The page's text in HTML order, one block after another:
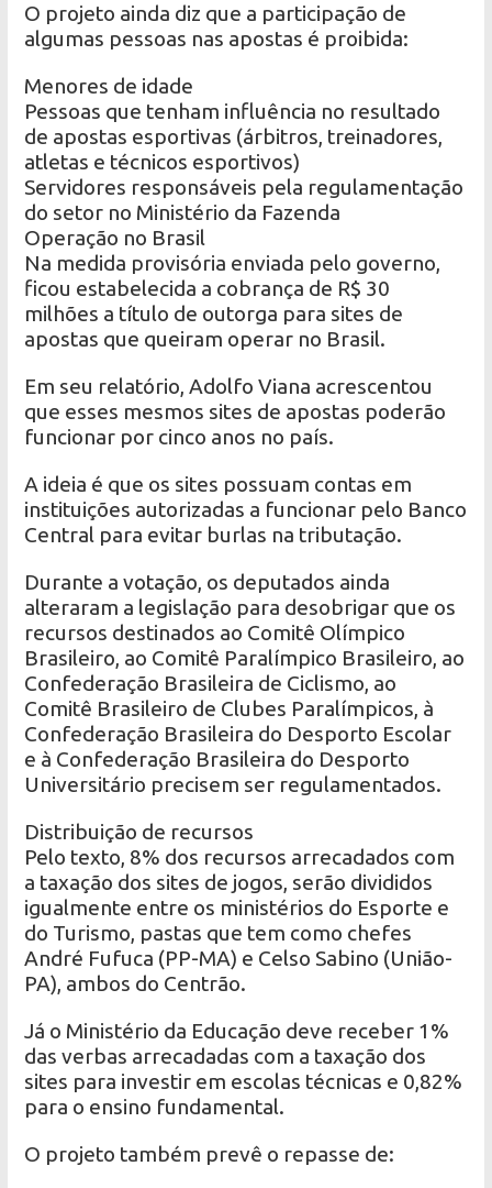
O projeto ainda diz que a participação de
algumas pessoas nas apostas é proibida:
Menores de idade
Pessoas que tenham influência no resultado
de apostas esportivas (árbitros, treinadores,
atletas e técnicos esportivos)
Servidores responsáveis pela regulamentação
do setor no Ministério da Fazenda
Operação no Brasil
Na medida provisória enviada pelo governo,
ficou estabelecida a cobrança de R$ 30
milhões a título de outorga para sites de
apostas que queiram operar no Brasil.
Em seu relatório, Adolfo Viana acrescentou
que esses mesmos sites de apostas poderão
funcionar por cinco anos no país.
A ideia é que os sites possuam contas em
instituições autorizadas a funcionar pelo Banco
Central para evitar burlas na tributação.
Durante a votação, os deputados ainda
alteraram a legislação para desobrigar que os
recursos destinados ao Comitê Olímpico
Brasileiro, ao Comitê Paralímpico Brasileiro, ao
Confederação Brasileira de Ciclismo, ao
Comitê Brasileiro de Clubes Paralímpicos, à
Confederação Brasileira do Desporto Escolar
e à Confederação Brasileira do Desporto
Universitário precisem ser regulamentados.
Distribuição de recursos
Pelo texto, 8% dos recursos arrecadados com
a taxação dos sites de jogos, serão divididos
igualmente entre os ministérios do Esporte e
do Turismo, pastas que tem como chefes
André Fufuca (PP-MA) e Celso Sabino (União-
PA), ambos do Centrão.
Já o Ministério da Educação deve receber 1%
das verbas arrecadadas com a taxação dos
sites para investir em escolas técnicas e 0,82%
para o ensino fundamental.
O projeto também prevê o repasse de: